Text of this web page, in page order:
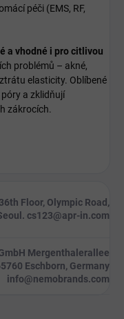
péči (EMS, RF,
a vhodné i pro citlivou
problémů – akné,
elasticity. Oblíbené
a zklidňují
zákrocích.
Floor, Olympic Road,
cs123@apr-in.com
Mergenthalerallee
Eschborn, Germany
info@nemobrands.com